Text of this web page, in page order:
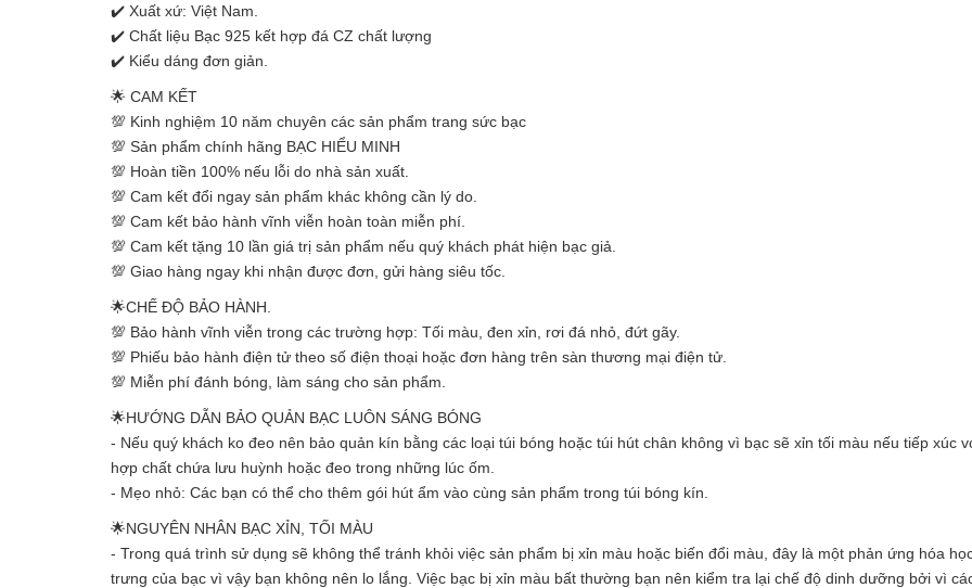
✔️ Xuất xứ: Việt Nam.
✔️ Chất liệu Bạc 925 kết hợp đá CZ chất lượng
✔️ Kiểu dáng đơn giản.
🌟 CAM KẾT
💯 Kinh nghiệm 10 năm chuyên các sản phẩm trang sức bạc
💯 Sản phẩm chính hãng BẠC HIỂU MINH
💯 Hoàn tiền 100% nếu lỗi do nhà sản xuất.
💯 Cam kết đổi ngay sản phẩm khác không cần lý do.
💯 Cam kết bảo hành vĩnh viễn hoàn toàn miễn phí.
💯 Cam kết tặng 10 lần giá trị sản phẩm nếu quý khách phát hiện bạc giả.
💯 Giao hàng ngay khi nhận được đơn, gửi hàng siêu tốc.
🌟CHẾ ĐỘ BẢO HÀNH.
💯 Bảo hành vĩnh viễn trong các trường hợp: Tối màu, đen xỉn, rơi đá nhỏ, đứt gãy.
💯 Phiếu bảo hành điện tử theo số điện thoại hoặc đơn hàng trên sàn thương mại điện tử.
💯 Miễn phí đánh bóng, làm sáng cho sản phẩm.
🌟HƯỚNG DẪN BẢO QUẢN BẠC LUÔN SÁNG BÓNG
- Nếu quý khách ko đeo nên bảo quản kín bằng các loại túi bóng hoặc túi hút chân không vì bạc sẽ xỉn tối màu nếu tiếp xúc
hợp chất chứa lưu huỳnh hoặc đeo trong những lúc ốm.
- Mẹo nhỏ: Các bạn có thể cho thêm gói hút ẩm vào cùng sản phẩm trong túi bóng kín.
🌟NGUYÊN NHÂN BẠC XỈN, TỐI MÀU
- Trong quá trình sử dụng sẽ không thể tránh khỏi việc sản phẩm bị xỉn màu hoặc biến đổi màu, đây là một phản ứng hóa
trưng của bạc vì vậy bạn không nên lo lắng. Việc bạc bị xỉn màu bất thường bạn nên kiểm tra lại chế độ dinh dưỡng bởi vì